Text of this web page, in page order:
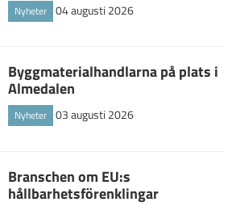
Nyheter 04 augusti 2026
Byggmaterialhandlarna på plats i
Almedalen
Nyheter 03 augusti 2026
Branschen om EU:s
hållbarhetsförenklingar